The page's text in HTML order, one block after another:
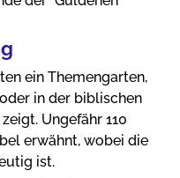
ein Themengarten,
in der biblischen
Ungefähr 110
erwähnt, wobei die
ist.